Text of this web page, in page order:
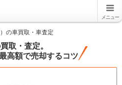
メニュー
の車買取・車査定
取・査定。
高額で売却するコツ